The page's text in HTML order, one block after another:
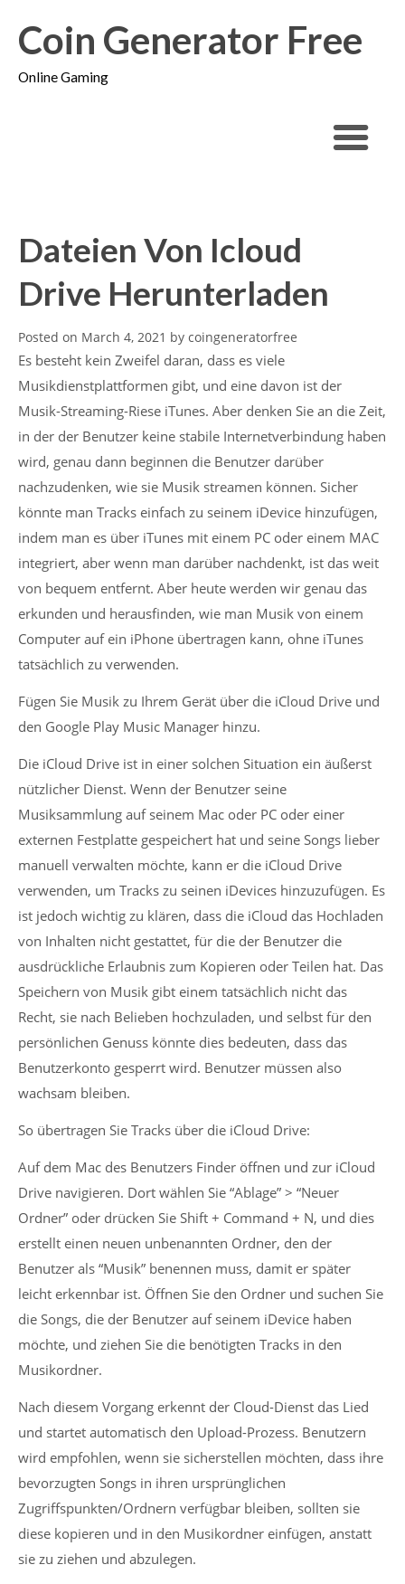
Coin Generator Free
Online Gaming
Dateien Von Icloud
Drive Herunterladen
Posted on March 4, 2021 by coingeneratorfree
Es besteht kein Zweifel daran, dass es viele
Musikdienstplattformen gibt, und eine davon ist der
Musik-Streaming-Riese iTunes. Aber denken Sie an die Zeit,
in der der Benutzer keine stabile Internetverbindung haben
wird, genau dann beginnen die Benutzer darüber
nachzudenken, wie sie Musik streamen können. Sicher
könnte man Tracks einfach zu seinem iDevice hinzufügen,
indem man es über iTunes mit einem PC oder einem MAC
integriert, aber wenn man darüber nachdenkt, ist das weit
von bequem entfernt. Aber heute werden wir genau das
erkunden und herausfinden, wie man Musik von einem
Computer auf ein iPhone übertragen kann, ohne iTunes
tatsächlich zu verwenden.
Fügen Sie Musik zu Ihrem Gerät über die iCloud Drive und
den Google Play Music Manager hinzu.
Die iCloud Drive ist in einer solchen Situation ein äußerst
nützlicher Dienst. Wenn der Benutzer seine
Musiksammlung auf seinem Mac oder PC oder einer
externen Festplatte gespeichert hat und seine Songs lieber
manuell verwalten möchte, kann er die iCloud Drive
verwenden, um Tracks zu seinen iDevices hinzuzufügen. Es
ist jedoch wichtig zu klären, dass die iCloud das Hochladen
von Inhalten nicht gestattet, für die der Benutzer die
ausdrückliche Erlaubnis zum Kopieren oder Teilen hat. Das
Speichern von Musik gibt einem tatsächlich nicht das
Recht, sie nach Belieben hochzuladen, und selbst für den
persönlichen Genuss könnte dies bedeuten, dass das
Benutzerkonto gesperrt wird. Benutzer müssen also
wachsam bleiben.
So übertragen Sie Tracks über die iCloud Drive:
Auf dem Mac des Benutzers Finder öffnen und zur iCloud
Drive navigieren. Dort wählen Sie “Ablage” > “Neuer
Ordner” oder drücken Sie Shift + Command + N, und dies
erstellt einen neuen unbenannten Ordner, den der
Benutzer als “Musik” benennen muss, damit er später
leicht erkennbar ist. Öffnen Sie den Ordner und suchen Sie
die Songs, die der Benutzer auf seinem iDevice haben
möchte, und ziehen Sie die benötigten Tracks in den
Musikordner.
Nach diesem Vorgang erkennt der Cloud-Dienst das Lied
und startet automatisch den Upload-Prozess. Benutzern
wird empfohlen, wenn sie sicherstellen möchten, dass ihre
bevorzugten Songs in ihren ursprünglichen
Zugriffspunkten/Ordnern verfügbar bleiben, sollten sie
diese kopieren und in den Musikordner einfügen, anstatt
sie zu ziehen und abzulegen.